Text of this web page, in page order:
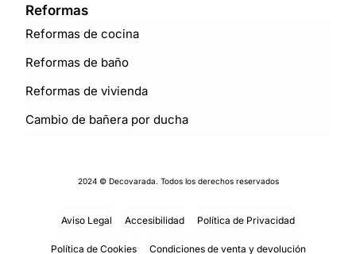
Reformas
Reformas de cocina
Reformas de baño
Reformas de vivienda
Cambio de bañera por ducha
Aviso Legal Accesibilidad Política de Privacidad
Política de Cookies Condiciones de venta y devolución
2024 © Decovarada. Todos los derechos reservados